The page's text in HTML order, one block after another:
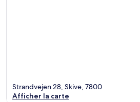
Strandvejen 28, Skive, 7800
Afficher la carte